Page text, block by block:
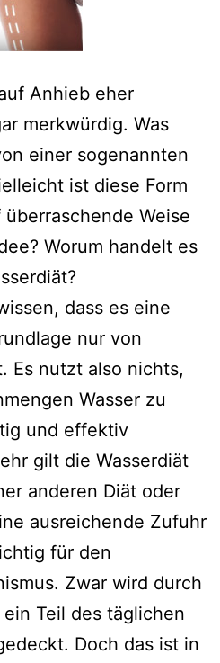
Anhieb eher
merkwürdig. Was
einer sogenannten
ist diese Form
Weise
Worum handelt es
dass es eine
nur von
Es nutzt also nichts,
Wasser zu
und effektiv
gilt die Wasserdiät
anderen Diät oder
ausreichende Zufuhr
für den
Zwar wird durch
Teil des täglichen
Doch das ist in